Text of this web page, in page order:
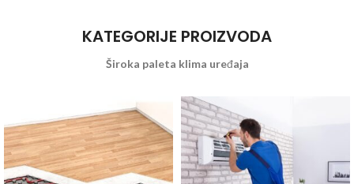
KATEGORIJE PROIZVODA
Široka paleta klima uređaja